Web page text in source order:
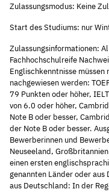
Zulassungsmodus: Keine
Start des Studiums: nur
Zulassungsinformationen:
Fachhochschulreife
Englischkenntnisse
nachgewiesen werden:
79 Punkten oder höher,
von 6.0 oder höher,
Note B oder besser,
der Note B oder besser.
Bewerberinnen und
Neuseeland,
einen ersten
genannten Länder oder
aus Deutschland: In der